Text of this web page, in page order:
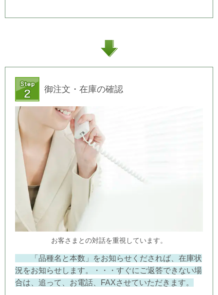
御注文・在庫の確認
お客さまとの対話を重視しています。
「品種名と本数」をお知らせくだされば、在庫状
況をお知らせします。・・・すぐにご返答できない場
合は、追って、お電話、FAXさせていただきます。